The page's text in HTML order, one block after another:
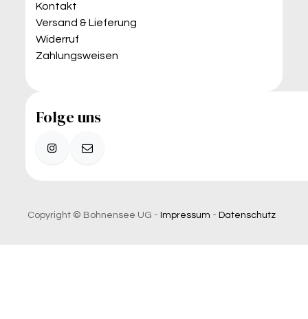
Kontakt
Versand & Lieferung
Widerruf
Zahlungsweisen
Folge uns
Copyright © Bohnensee UG - Impressum - Datenschutz